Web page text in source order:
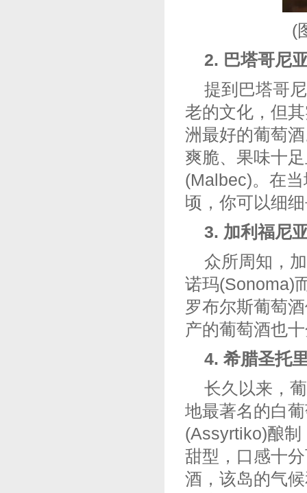
(
2. 巴塔哥尼
提到巴塔哥
老的文化，但
洲最好的葡萄
爽脆、果味十
(Malbec)。在
顷，你可以细
3. 加利福尼
众所周知，
诺玛(Sonoma)
罗布尔斯葡萄
产的葡萄酒也
4. 希腊圣托
长久以来，
地最著名的白
(Assyrtiko)酿
甜型，口感十
酒，该岛的气